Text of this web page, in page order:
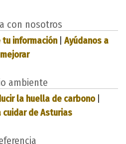
con nosotros
tu información| Ayúdanos a
mejorar
ambiente
la huella de carbono
cuidar de Asturias